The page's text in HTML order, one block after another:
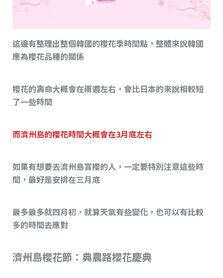
這邊有整理出整個韓國的櫻花季時間點，整體來說韓國
應為櫻花品種的關係
櫻花的壽命大概會在兩週左右，會比日本的來說相較短
了一些時間
而濟州島的櫻花時間大概會在3月底左右
如果有想要去濟州島賞櫻的人，一定要特別注意這些時
間，最好是安排在三月底
最多最多就四月初，就算天氣有些變化，也可以有比較
多的時間去應對
濟州島櫻花節：典農路櫻花慶典